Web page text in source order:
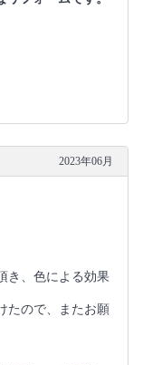
2023年06月
き、色による効果
たので、またお願